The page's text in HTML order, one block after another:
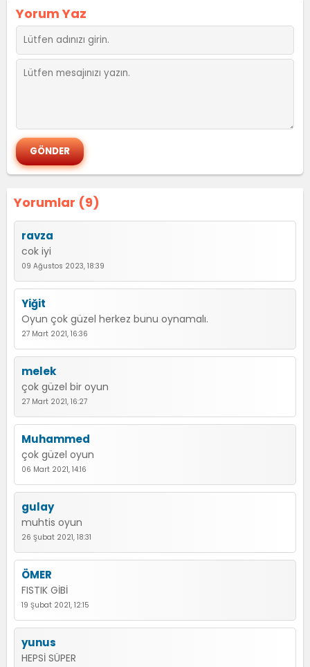
Yorumlar (9)
ravza
cok iyi
09 Ağustos 2023, 18:39
Yiğit
Oyun çok güzel herkez bunu oynamalı.
27 Mart 2021, 16:36
melek
çok güzel bir oyun
27 Mart 2021, 16:27
Muhammed
çok güzel oyun
06 Mart 2021, 14:16
gulay
muhtis oyun
26 Şubat 2021, 18:31
ÖMER
FISTIK GİBİ
19 Şubat 2021, 12:15
yunus
HEPSİ SÜPER
Yorum Yaz